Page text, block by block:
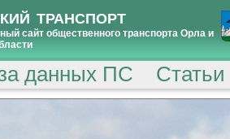
ТРАНСПОРТ
сайт общественного транспорта Орла и
данных ПС